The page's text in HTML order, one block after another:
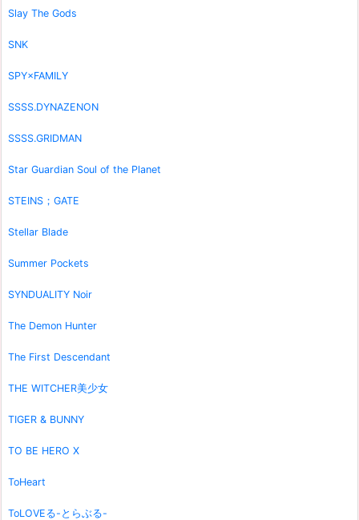
Slay The Gods
SNK
SPY×FAMILY
SSSS.DYNAZENON
SSSS.GRIDMAN
Star Guardian Soul of the Planet
STEINS；GATE
Stellar Blade
Summer Pockets
SYNDUALITY Noir
The Demon Hunter
The First Descendant
THE WITCHER美少女
TIGER & BUNNY
TO BE HERO X
ToHeart
ToLOVEる-とらぶる-